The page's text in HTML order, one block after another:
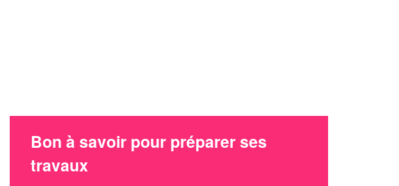
Bon à savoir pour préparer ses
travaux